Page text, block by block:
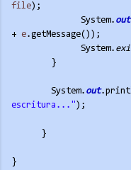
file);
System. out
+ e.getMessage());
System.
}
System. out
escritura..." );
}
}